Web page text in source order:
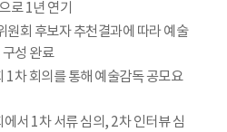
로 1년 연기
회 후보자 추천결과에 따라 예술
성 완료
1차 회의를 통해 예술감독 공모요
서 1차 서류 심의, 2차 인터뷰 심